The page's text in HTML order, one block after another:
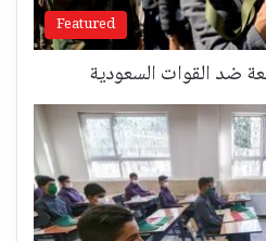
Featured
ضد القوات السعودية